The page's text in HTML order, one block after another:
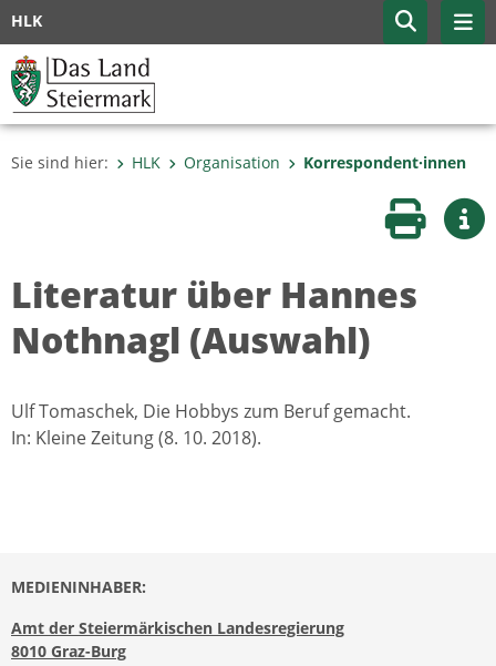
HLK
Sie sind hier: HLK Organisation Korrespondent·innen
Seite
Literatur über Hannes
Nothnagl (Auswahl)
Ulf Tomaschek, Die Hobbys zum Beruf gemacht.
In: Kleine Zeitung (8. 10. 2018).
MEDIENINHABER:
Amt der Steiermärkischen Landesregierung
8010 Graz-Burg